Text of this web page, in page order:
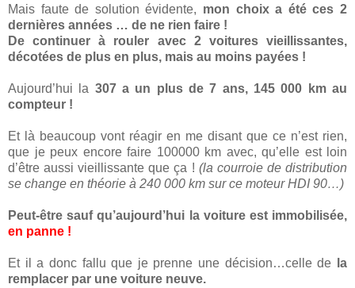
Mais faute de solution évidente, mon choix a été ces 2
dernières années … de ne rien faire !
De continuer à rouler avec 2 voitures vieillissantes,
décotées de plus en plus, mais au moins payées !
Aujourd’hui la 307 a un plus de 7 ans, 145 000 km au
compteur !
Et là beaucoup vont réagir en me disant que ce n’est rien,
que je peux encore faire 100000 km avec, qu’elle est loin
d’être aussi vieillissante que ça ! (la courroie de distribution
se change en théorie à 240 000 km sur ce moteur HDI 90…)
Peut-être sauf qu’aujourd’hui la voiture est immobilisée,
en panne !
Et il a donc fallu que je prenne une décision…celle de
la
remplacer par une voiture neuve.